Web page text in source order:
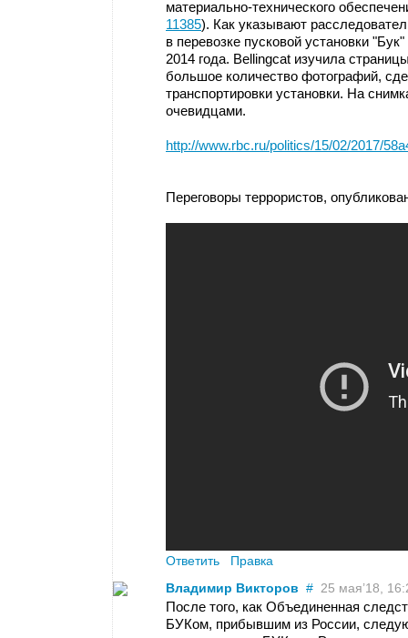
материально-технического
11385). Как указывают
в перевозке пусковой установки
2014 года. Bellingcat изучила
большое количество фотографий,
транспортировки установки. На
очевидцами.
http://www.rbc.ru/politics/15/02/2017/
Переговоры террористов,
Ответить
Правка
Владимир Викторов # 25 мая’18,
После того, как Объединенная
БУКом, прибывшим из России,